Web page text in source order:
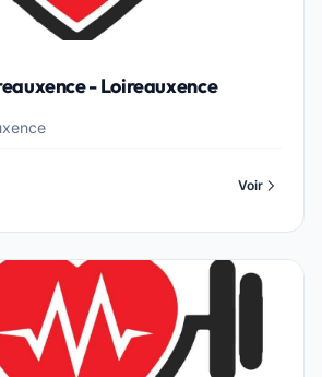
- Loireauxence
Voir